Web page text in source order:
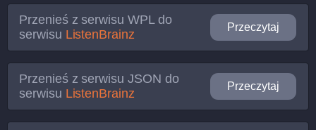
Przenieś z serwisu WPLdo
serwisu ListenBrainz
Przeczytaj
Przenieś z serwisu JSON do
serwisu ListenBrainz
Przeczytaj